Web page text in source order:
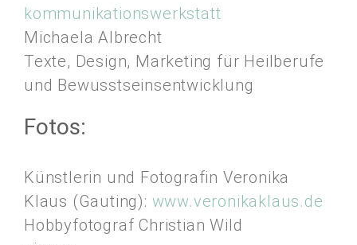
kommunikationswerkstatt
Michaela Albrecht
Texte, Design, Marketing für Heilberufe
und Bewusstseinsentwicklung
Fotos:
Künstlerin und Fotografin Veronika
Klaus (Gauting): www.veronikaklaus.de
Hobbyfotograf Christian Wild